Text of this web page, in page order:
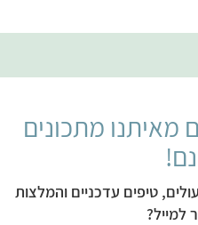
מאיתנו מתכונים
טיפים עדכניים והמלצות
למייל?